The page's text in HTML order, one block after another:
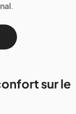
.
sur le